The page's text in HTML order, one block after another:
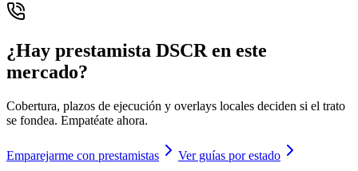
¿Hay prestamista DSCR en este
mercado?
Cobertura, plazos de ejecución y overlays locales deciden si el trato
se fondea. Empatéate ahora.
Emparejarme con prestamistas Ver guías por estado